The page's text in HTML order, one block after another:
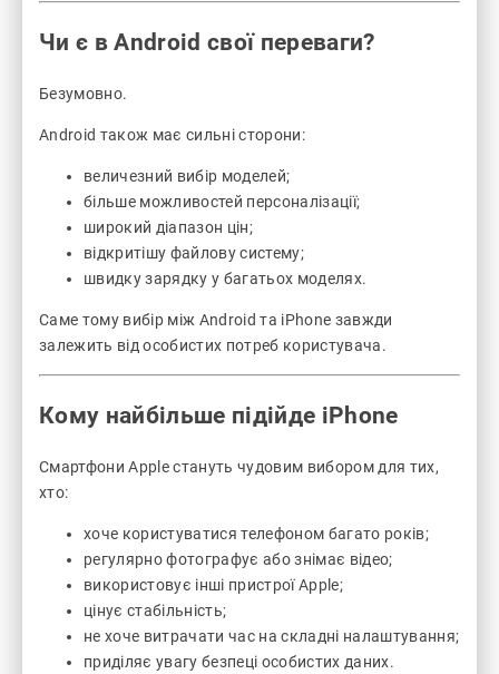
Чи є в Android свої переваги?
Безумовно.
Android також має сильні сторони:
величезний вибір моделей;
більше можливостей персоналізації;
широкий діапазон цін;
відкритішу файлову систему;
швидку зарядку у багатьох моделях.
Саме тому вибір між Android та iPhone завжди
залежить від особистих потреб користувача.
Кому найбільше підійде iPhone
Смартфони Apple стануть чудовим вибором для тих,
хто:
хоче користуватися телефоном багато років;
регулярно фотографує або знімає відео;
використовує інші пристрої Apple;
цінує стабільність;
не хоче витрачати час на складні налаштування;
приділяє увагу безпеці особистих даних.